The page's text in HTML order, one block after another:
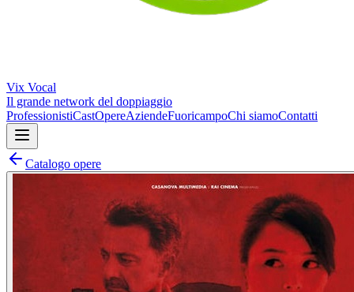
Vix Vocal
Il grande network del doppiaggio
ProfessionistiCastOpereAziendeFuoricampoChi siamoContatti
Catalogo opere